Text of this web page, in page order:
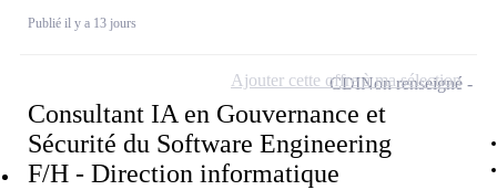
Publié il y a 13 jours
Consultant IA en Gouvernance et
Sécurité du Software Engineering
F/H - Direction informatique
CDINon renseigné
Ajouter cette offre à ma sélection